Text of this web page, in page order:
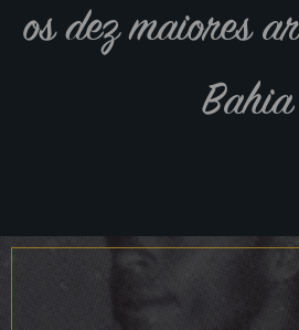
os dez maiores
Bahia